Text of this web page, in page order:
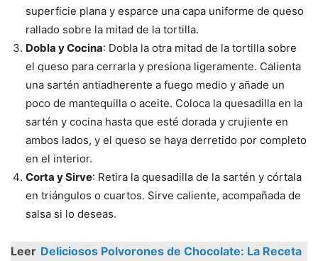
superficie plana y esparce una capa uniforme de queso
rallado sobre la mitad de la tortilla.
Dobla y Cocina: Dobla la otra mitad de la tortilla sobre
el queso para cerrarla y presiona ligeramente. Calienta
una sartén antiadherente a fuego medio y añade un
poco de mantequilla o aceite. Coloca la quesadilla en la
sartén y cocina hasta que esté dorada y crujiente en
ambos lados, y el queso se haya derretido por completo
en el interior.
Corta y Sirve: Retira la quesadilla de la sartén y córtala
en triángulos o cuartos. Sirve caliente, acompañada de
salsa si lo deseas.
Leer Deliciosos Polvorones de Chocolate: La Receta